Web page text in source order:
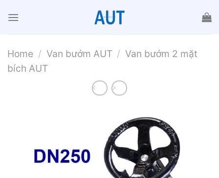
đến
Home / Van bướm AUT / Van bướm 2 mặt
bích AUT